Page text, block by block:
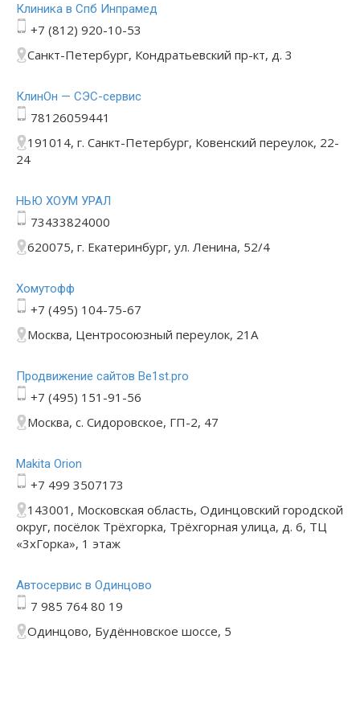
Клиника в Спб Инпрамед
+7 (812) 920-10-53
Санкт-Петербург, Кондратьевский пр-кт, д. 3
КлинОн — СЭС-сервис
78126059441
191014, г. Санкт-Петербург, Ковенский переулок, 22-
24
НЬЮ ХОУМ УРАЛ
73433824000
620075, г. Екатеринбург, ул. Ленина, 52/4
Хомутофф
+7 (495) 104-75-67
Москва, Центросоюзный переулок, 21А
Продвижение сайтов Be1st.pro
+7 (495) 151-91-56
Москва, с. Сидоровское, ГП-2, 47
Makita Orion
+7 499 3507173
143001, Московская область, Одинцовский городской
округ, посёлок Трёхгорка, Трёхгорная улица, д. 6, ТЦ
«3хГорка», 1 этаж
Автосервис в Одинцово
7 985 764 80 19
Одинцово, Будённовское шоссе, 5